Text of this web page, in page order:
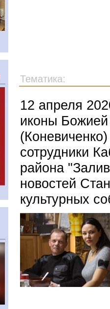
Тематика:
12 апреля
иконы
сотрудники
района
новостей
культурных